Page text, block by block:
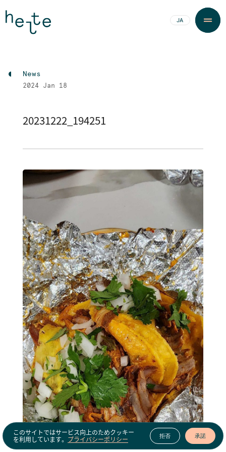
JA
News
2024 Jan 18
20231222_194251
このサイトではサービス向上のためクッキー
を利用しています。 プライバシーポリシー 拒否 承諾